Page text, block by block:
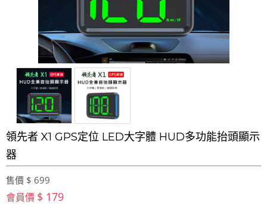
領先者 X1 GPS定位 LED大字體 HUD多功能抬頭顯示
器
售價 $ 699
會員價 $ 179